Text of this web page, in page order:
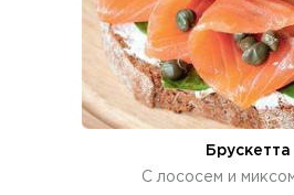
Брускетта
С лососем и